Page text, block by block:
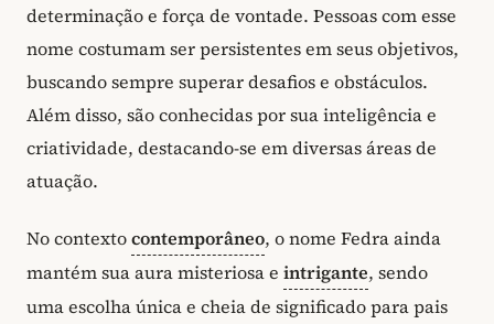
determinação e força de vontade. Pessoas com esse
nome costumam ser persistentes em seus objetivos,
buscando sempre superar desafios e obstáculos.
Além disso, são conhecidas por sua inteligência e
criatividade, destacando-se em diversas áreas de
atuação.
No contextocontemporâneo, o nome Fedra ainda
mantém sua aura misteriosa e intrigante, sendo
uma escolha única e cheia de significado para pais